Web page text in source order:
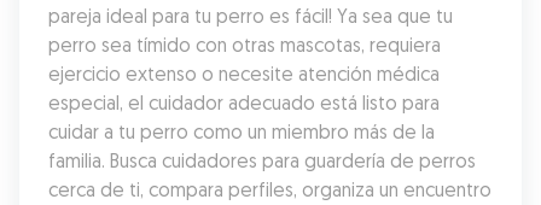
pareja ideal para tu perro es fácil! Ya sea que tu
perro sea tímido con otras mascotas, requiera
ejercicio extenso o necesite atención médica
especial, el cuidador adecuado está listo para
cuidar a tu perro como un miembro más de la
familia. Busca cuidadores para guardería de perros
cerca de ti, compara perfiles, organiza un encuentro